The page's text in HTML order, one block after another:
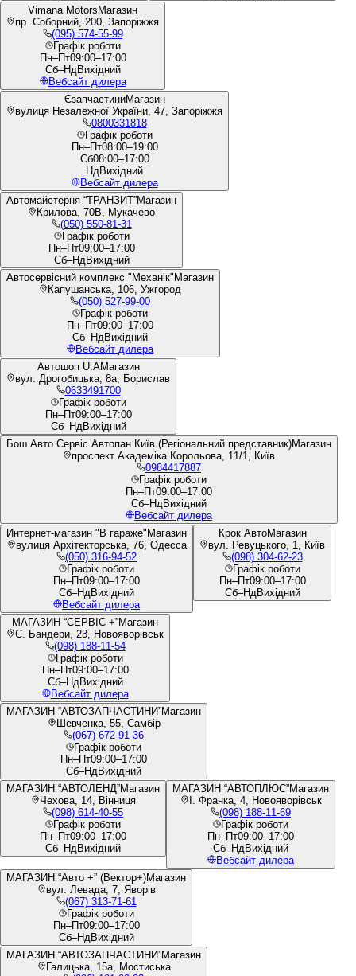
Vimana Motors Магазин
пр. Соборний, 200, Запоріжжя
(095) 574-55-99
Графік роботи
Пн–Пт09:00–17:00
Сб–НдВихідний
Вебсайт дилера
ЄзапчастиниМагазин
вулиця Незалежної України, 47, Запоріжжя
0800331818
Графік роботи
Пн–Пт08:00–19:00
Сб08:00–17:00
НдВихідний
Вебсайт дилера
Автомайстерня “ТРАНЗИТ”Магазин
Крилова, 70В, Мукачево
(050) 550-81-31
Графік роботи
Пн–Пт09:00–17:00
Сб–НдВихідний
Автосервісний комплекс "Механік" Магазин
Капушанська, 106, Ужгород
(050) 527-99-00
Графік роботи
Пн–Пт09:00–17:00
Сб–НдВихідний
Вебсайт дилера
Автошоп U.AМагазин
вул. Дрогобицька, 8а, Борислав
0633491700
Графік роботи
Пн–Пт09:00–17:00
Сб–НдВихідний
Бош Авто Сервіс Автопан Київ (Регіональний представник)Магазин
проспект Академіка Корольова, 11/1, Київ
0984417887
Графік роботи
Пн–Пт09:00–17:00
Сб–НдВихідний
Вебсайт дилера
Интернет-магазин "В гараже" Магазин
вулиця Архітекторська, 76, Одесса
(050) 316-94-52
Графік роботи
Пн–Пт09:00–17:00
Сб–НдВихідний
Вебсайт дилера
Крок АвтоМагазин
вул. Ревуцького, 1, Київ
(098) 304-62-23
Графік роботи
Пн–Пт09:00–17:00
Сб–НдВихідний
МАГАЗИН “СЕРВІС +”Магазин
С. Бандери, 23, Новояворівськ
(098) 188-11-54
Графік роботи
Пн–Пт09:00–17:00
Сб–НдВихідний
Вебсайт дилера
МАГАЗИН “АВТОЗАПЧАСТИНИ”Магазин
Шевченка, 55, Самбір
(067) 672-91-36
Графік роботи
Пн–Пт09:00–17:00
Сб–НдВихідний
МАГАЗИН “АВТОЛЕНД”Магазин
Чехова, 14, Вінниця
(098) 614-40-55
Графік роботи
Пн–Пт09:00–17:00
Сб–НдВихідний
МАГАЗИН “АВТОПЛЮС”Магазин
І. Франка, 4, Новояворівськ
(098) 188-11-69
Графік роботи
Пн–Пт09:00–17:00
Сб–НдВихідний
Вебсайт дилера
МАГАЗИН “Авто +” (Вектор+)Магазин
вул. Левада, 7, Яворів
(067) 313-71-61
Графік роботи
Пн–Пт09:00–17:00
Сб–НдВихідний
МАГАЗИН “АВТОЗАПЧАСТИНИ”Магазин
Галицька, 15а, Мостиська